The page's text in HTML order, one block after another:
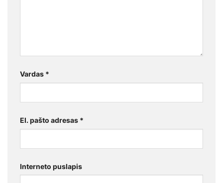
Vardas *
El. pašto adresas *
Interneto puslapis